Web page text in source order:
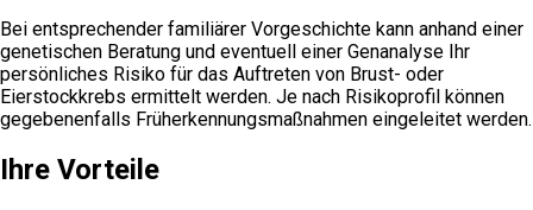
Bei entsprechender familiärer Vorgeschichte kann anhand einer
genetischen Beratung und eventuell einer Genanalyse Ihr
persönliches Risiko für das Auftreten von Brust- oder
Eierstockkrebs ermittelt werden. Je nach Risikoprofil können
gegebenenfalls Früherkennungsmaßnahmen eingeleitet werden.
Ihre Vorteile